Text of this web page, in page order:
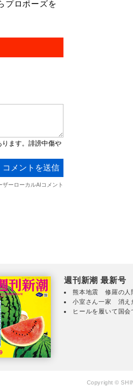
プロポーズを
週刊新潮 最新号
熊本地震 修羅の人
小室さん一家 消え
ヒールを履いて国
Copyright ©